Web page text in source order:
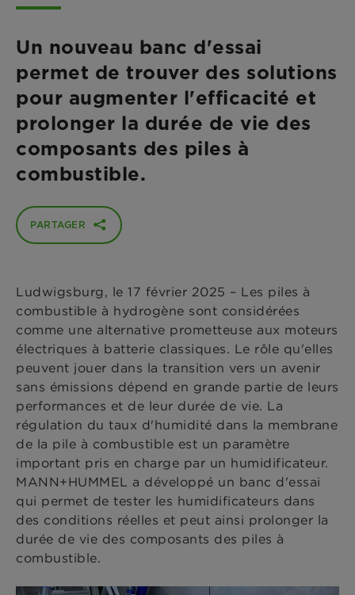
Un nouveau banc d'essai
permet de trouver des solutions
pour augmenter l'efficacité et
prolonger la durée de vie des
composants des piles à
combustible.
PARTAGER
Ludwigsburg, le 17 février 2025 – Les piles à
combustible à hydrogène sont considérées
comme une alternative prometteuse aux moteurs
électriques à batterie classiques. Le rôle qu'elles
peuvent jouer dans la transition vers un avenir
sans émissions dépend en grande partie de leurs
performances et de leur durée de vie. La
régulation du taux d'humidité dans la membrane
de la pile à combustible est un paramètre
important pris en charge par un humidificateur.
MANN+HUMMEL a développé un banc d'essai
qui permet de tester les humidificateurs dans
des conditions réelles et peut ainsi prolonger la
durée de vie des composants des piles à
combustible.